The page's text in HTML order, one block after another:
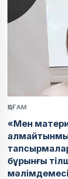
ҚОҒАМ
«Мен
бұрынғы
мәлімдемесі